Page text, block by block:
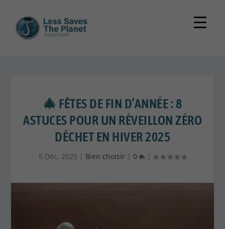
🎄 FÊTES DE FIN D’ANNÉE : 8
ASTUCES POUR UN RÉVEILLON ZÉRO
DÉCHET EN HIVER 2025
5 Déc, 2025 | Bien choisir | 0 |